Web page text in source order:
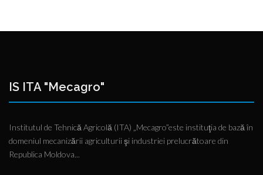
IS ITA "Mecagro"
Institutul de Tehnică Agricolă (ITA) „Mecagro”este instituţia de bază în
domeniul mecanizării agriculturii şi industriei prelucrătoare din
Republica Moldova...